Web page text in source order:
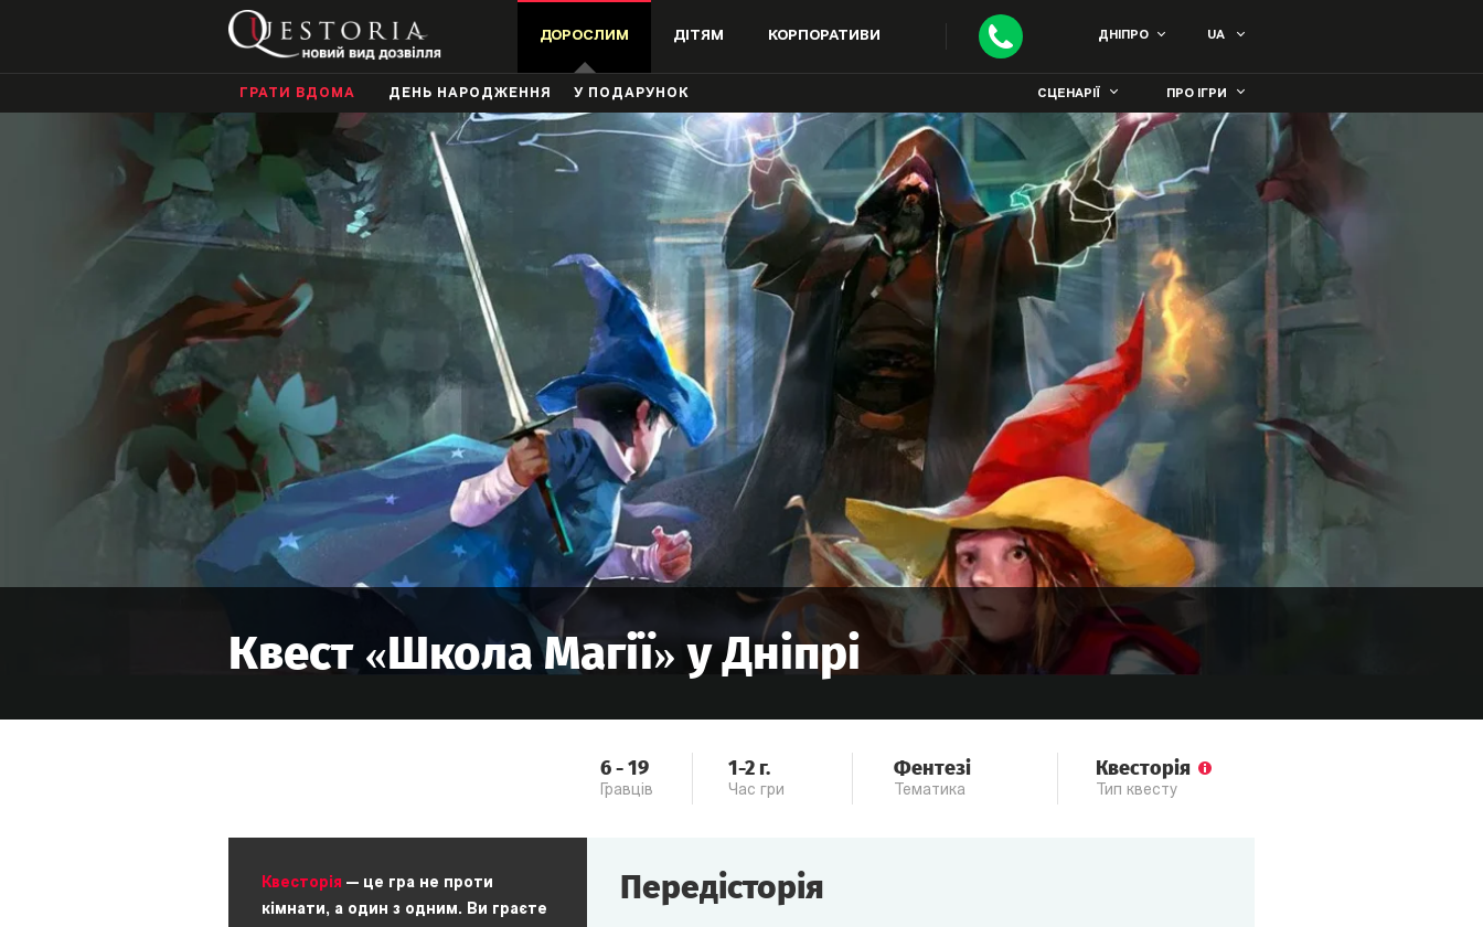
ДОРОСЛИМ ДІТЯМ КОРПОРАТИВИ ДНІПРО UA
ГРАТИ ВДОМА ДЕНЬ НАРОДЖЕННЯ У ПОДАРУНОК СЦЕНАРІЇ ПРО ІГРИ
Квест «Школа Магії» уДніпрі
6-19
Гравців
1-2 г.
Час гри
Фентезі
Тематика
Квесторія
Тип квесту
Квесторія — це гра не проти
кімнати, а один з одним. Ви граєте
Передісторія